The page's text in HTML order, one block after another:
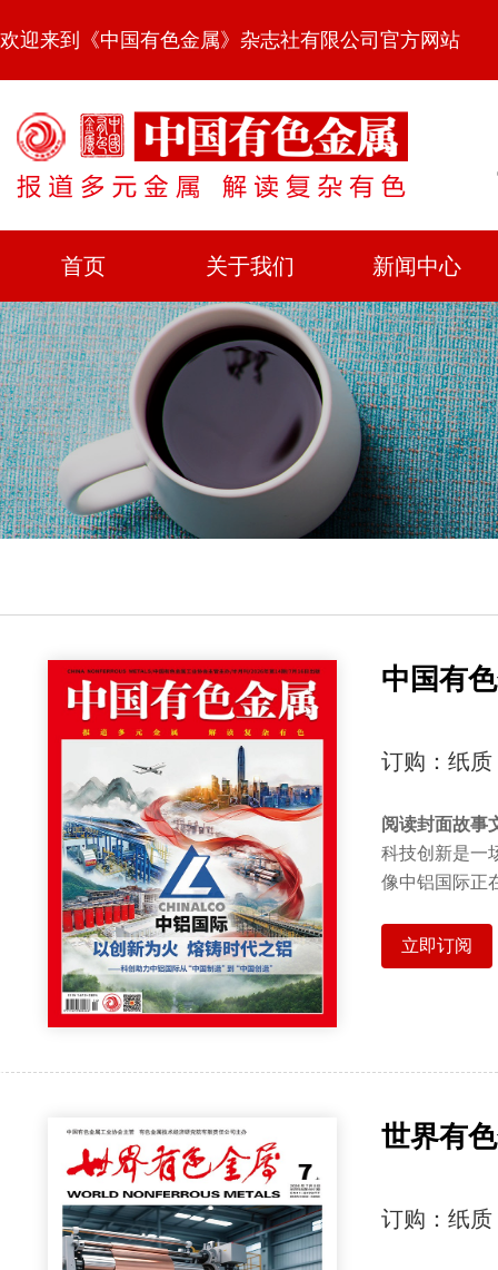
欢迎来到《中国有色金属》杂志社有限公司官方网站
首页 关于我们 新闻中心
中国有
订购：纸质
阅读封面故事
科技创新是一
像中铝国际正
立即订阅
世界有
订购：纸质